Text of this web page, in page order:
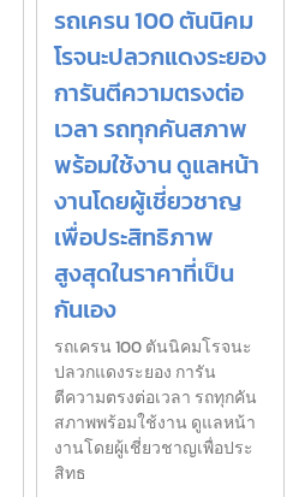
รถเครน 100 ตันนิคม
โรจนะปลวกแดงระยอง
การันตีความตรงต่อ
เวลา รถทุกคันสภาพ
พร้อมใช้งาน ดูแลหน้า
งานโดยผู้เชี่ยวชาญ
เพื่อประสิทธิภาพ
สูงสุดในราคาที่เป็น
กันเอง
รถเครน 100 ตันนิคมโรจนะ
ปลวกแดงระยอง การัน
ตีความตรงต่อเวลา รถทุกคัน
สภาพพร้อมใช้งาน ดูแลหน้า
งานโดยผู้เชี่ยวชาญเพื่อประ
สิทธ